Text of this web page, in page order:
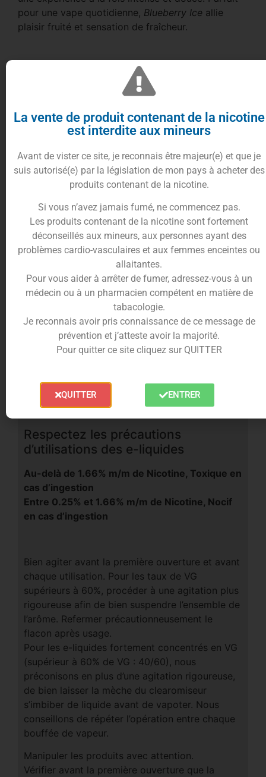
pour une vape quotidienne, Blueberry Ice allie
plaisir fruité et sensation de fraîcheur.
Une Vague de Fraîcheur Fruité – Blueberry
Ice par Tornadoliq
Le Blueberry Ice de Tornadoliq
est un e-liquide en
format pratique de 10ml qui combine la douceur
de la myrtille et une touche glacée pour une vape
rafraîchissante. Conçu avec du sel de nicotine, il
est disponible en 10mg (1%) ou 20mg (2%) pour
une absorption rapide de la nicotine et un hit en
gorge plus doux, idéal pour les besoins de
satisfaction instantanée. Avec un ratio PG/VG de
50/50, cet e-liquide offre un parfait équilibre entre
vapeur et intensité des saveurs. Fabriqué par
Gobar, une marque reconnue pour ses arômes
Blueberry Icepromet une vape fruitée et
ultra fraiche, parfaite pour une pause fraîche à
tout moment de la journée.
Respectez les précautions
d’utilisations des e-liquides
Au-delà de 1.66% m/m de Nicotine, Toxique en
cas d’ingestion
Entre 0.25% et 1.66% m/m de Nicotine, Nocif
en cas d’ingestion
Bien agiter avant la première ouverture et avant
chaque utilisation. Pour les taux de VG
supérieurs à 60%, procéder à une agitation plus
rigoureuse afin de bien suspendre l’ensemble de
l’arôme. Refermer précautionneusement le
flacon après usage.
Pour les e-liquides fortement concentrés en VG
(supérieur à 60% de VG : 40/60), nous
préconisons en plus d’une agitation rigoureuse,
de bien laisser la mèche du clearomiseur
s’imbiber de liquide avant de vapoter. Nous
conseillons de répéter l’opération entre chaque
bouffée de vapeur.
Manipuler les produits avec attention.
Vérifier avant la première ouverture que la
La vente de produit contenant de la nicotine
est interdite aux mineurs
Avant de vister ce site, je reconnais être majeur(e) et que je
suis autorisé(e) par la législation de mon pays à acheter des
produits contenant de la nicotine.
Si vous n’avez jamais fumé, ne commencez pas.
Les produits contenant de la nicotine sont fortement
déconseillés aux mineurs, aux personnes ayant des
problèmes cardio-vasculaires et aux femmes enceintes ou
allaitantes.
Pour vous aider à arrêter de fumer, adressez-vous à un
médecin ou à un pharmacien compétent en matière de
tabacologie.
Je reconnais avoir pris connaissance de ce message de
prévention et j’atteste avoir la majorité.
Pour quitter ce site cliquez sur QUITTER
QUITTER ENTRER